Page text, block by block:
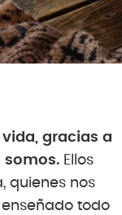
gracias a
somos. Ellos
quienes nos
todo